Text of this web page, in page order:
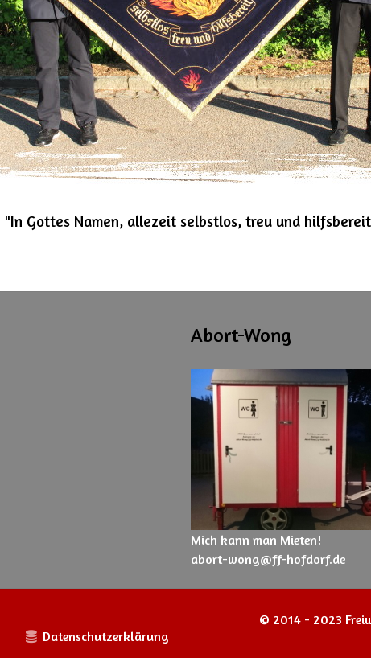
"In Gottes Namen, allezeit selbstlos, treu und
Abort-Wong
Mich kann man Mieten!
abort-wong@ff-hofdorf.de
Datenschutzerklärung
© 2014 - 2023